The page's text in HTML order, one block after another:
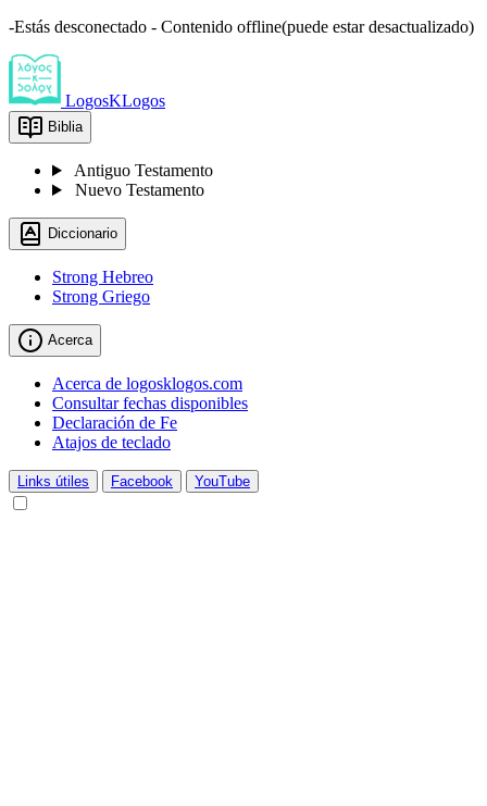
-Estás desconectado - Contenido offline(puede estar desactualizado)
LogosKLogos
Biblia
Antiguo Testamento
Nuevo Testamento
Diccionario
Strong Hebreo
Strong Griego
Acerca
Acerca de logosklogos.com
Consultar fechas disponibles
Declaración de Fe
Atajos de teclado
Links útiles Facebook YouTube